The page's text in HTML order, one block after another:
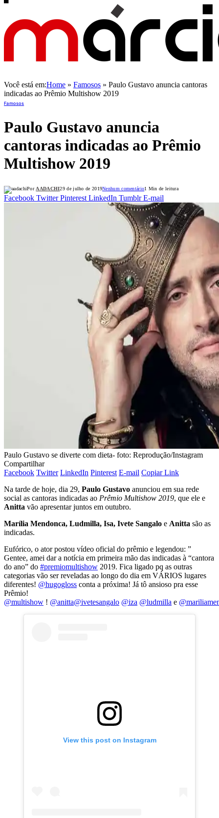
Você está em:Home » Famosos » Paulo Gustavo anuncia cantoras
indicadas ao Prêmio Multishow 2019
Famosos
Paulo Gustavo anuncia
cantoras indicadas ao Prêmio
Multishow 2019
Por AADACHI29 de julho de 2019Nenhum comentário1 Min de leitura
Facebook Twitter Pinterest LinkedIn Tumblr E-mail
Paulo Gustavo se diverte com dieta- foto: Reprodução/Instagram
Compartilhar
Facebook Twitter LinkedIn Pinterest E-mail Copiar Link
Na tarde de hoje, dia 29, Paulo Gustavo anunciou em sua rede
social as cantoras indicadas ao Prêmio Multishow 2019, que ele e
Anitta vão apresentar juntos em outubro.
Marília Mendonca, Ludmilla, Isa, Ivete Sangalo e Anitta são as
indicadas.
Eufórico, o ator postou vídeo oficial do prêmio e legendou: ”
Gentee, amei dar a notícia em primeira mão das indicadas à “cantora
do ano” do #premiomultishow 2019. Fica ligado pq as outras
categorias vão ser reveladas ao longo do dia em VÁRIOS lugares
diferentes! @hugogloss conta a próxima! Já tô ansioso pra esse
Prêmio!
@multishow ! @anitta@ivetesangalo @iza @ludmilla e
View this post on Instagram